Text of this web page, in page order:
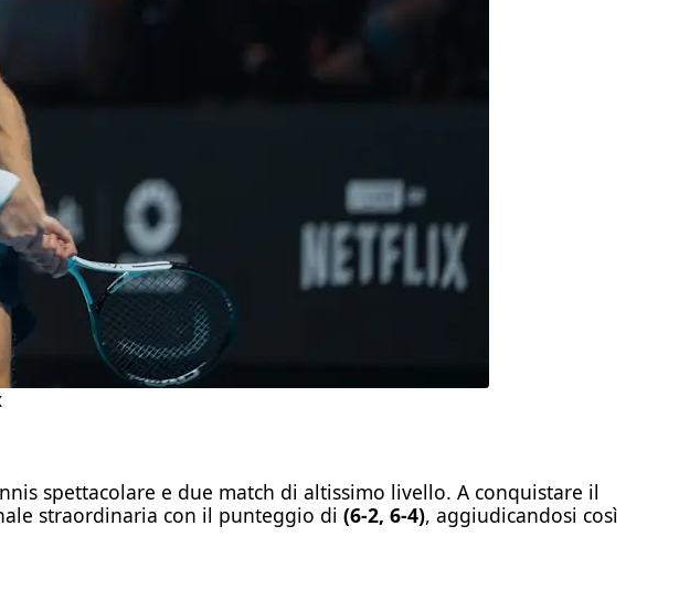
spettacolare e due match di altissimo livello. A conquistare il
straordinaria con il punteggio di (6-2, 6-4), aggiudicandosi così